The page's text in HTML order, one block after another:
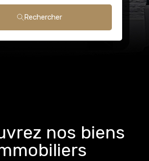
Rechercher
nos biens